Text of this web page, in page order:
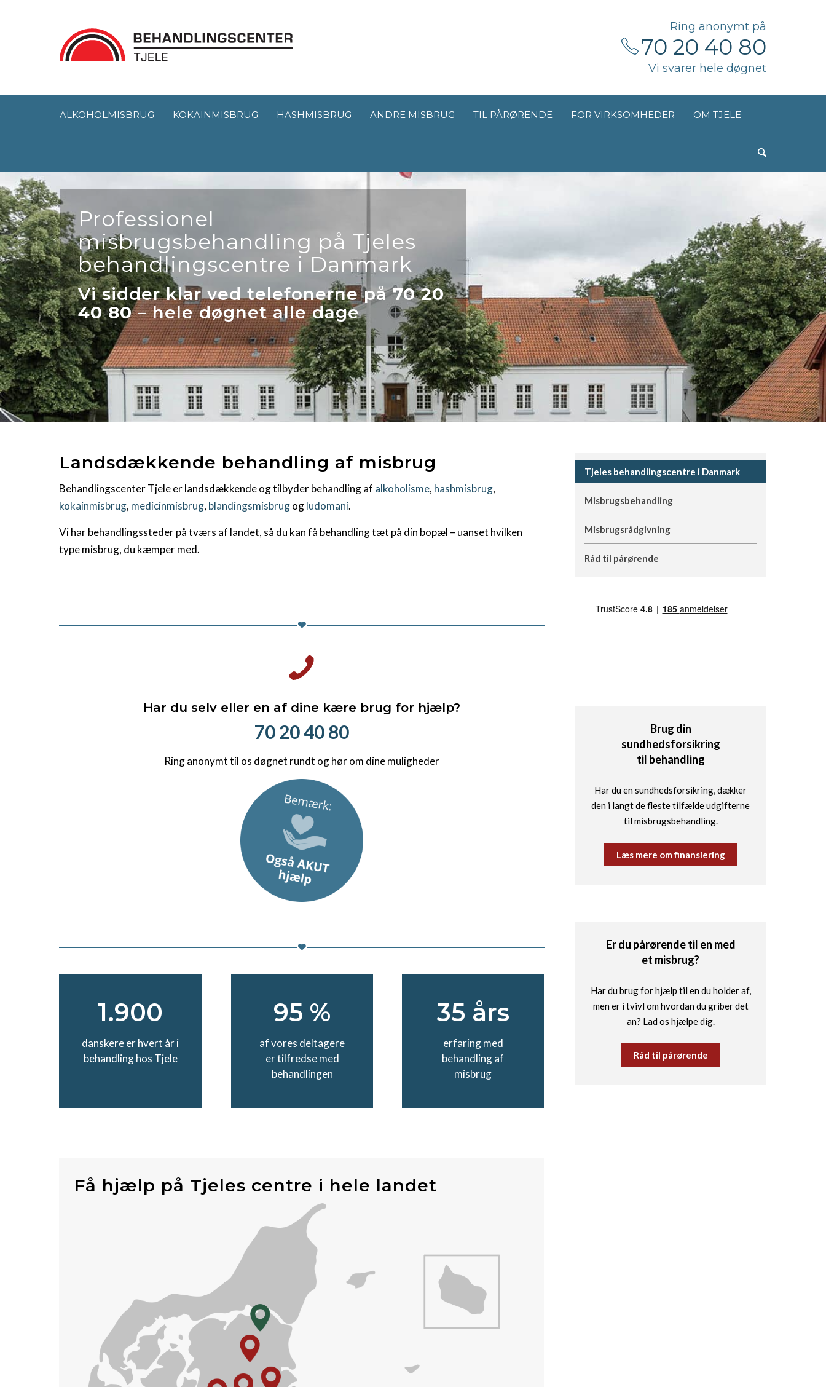
Ring anonymt på
70 20 40 80
Vi svarer hele døgnet
ALKOHOLMISBRUG KOKAINMISBRUG HASHMISBRUG ANDRE MISBRUG TIL PÅRØRENDE FOR VIRKSOMHEDER OM TJELE
Professionel
misbrugsbehandling på Tjeles
behandlingscentre i Danmark
Vi sidder klar ved telefonerne på70 20
40 80– hele døgnet alle dage
Landsdækkende behandling af misbrug
Behandlingscenter Tjele er landsdækkende og tilbyder behandling af alkoholisme, hashmisbrug,
kokainmisbrug, medicinmisbrug, blandingsmisbrugogludomani.
Vi har behandlingssteder på tværs af landet, så du kan få behandling tæt på din bopæl – uanset hvilken
type misbrug, du kæmper med.
Har du selv eller en af dine kære brug for hjælp?
70 20 40 80
Ring anonymt til os døgnet rundt og hør om dine muligheder
1.900
danskere er hvert år i
behandling hos Tjele
95 %
af vores deltagere
er tilfredse med
behandlingen
35 års
erfaring med
behandling af
misbrug
Få hjælp på Tjeles centre i hele landet
Tjeles behandlingscentre i Danmark
Misbrugsbehandling
Misbrugsrådgivning
Råd til pårørende
Brug din
sundhedsforsikring
til behandling
Har du en sundhedsforsikring, dækker
den i langt de fleste tilfælde udgifterne
til misbrugsbehandling.
Læs mere om finansiering
Er du pårørende til en med
et misbrug?
Har du brug for hjælp til en du holder af,
men er i tvivl om hvordan du griber det
an? Lad os hjælpe dig.
Råd til pårørende